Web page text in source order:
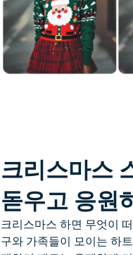
크리스마스
돋우고 응원
크리스마스 하면 무엇이
구와 가족들이 모이는 하